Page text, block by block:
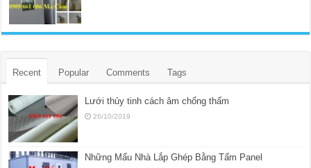
Recent Popular Comments Tags
Lưới thủy tinh cách âm chống thấm
26/10/2019
Những Mẩu Nhà Lắp Ghép Bằng Tấm Panel